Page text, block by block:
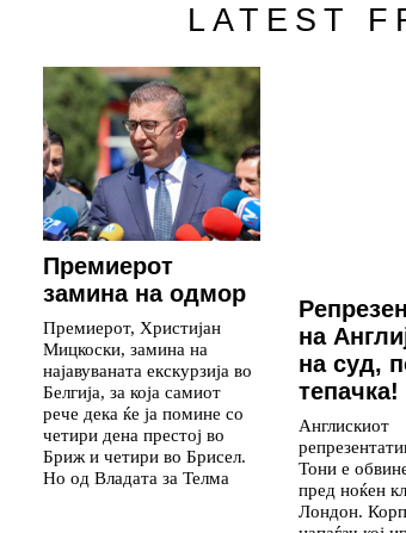
LATEST
Премиерот
замина на одмор
Премиерот, Христијан
Мицкоски, замина на
најавуваната екскурзија во
Белгија, за која самиот
рече дека ќе ја помине со
четири дена престој во
Бриж и четири во Брисел.
Но од Владата за Телма
на
на суд,
тепачка!
Англискиот
Тони е
пред ноќен
Лондон.